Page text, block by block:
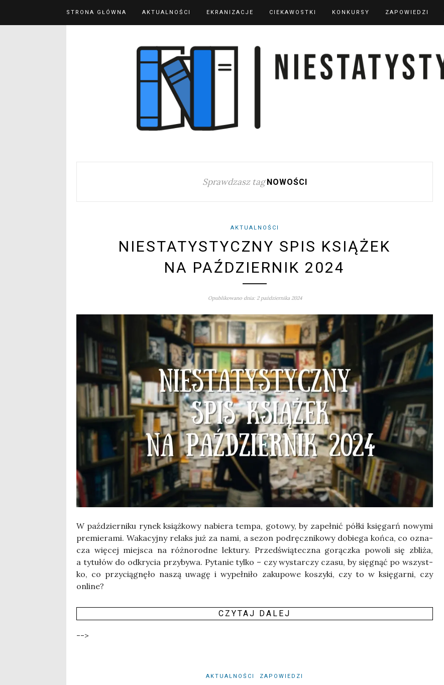
STRONA GŁÓWNA AKTUALNOŚCI EKRANIZACJE CIEKAWOSTKI KONKURSY ZAPOWIEDZI
Sprawdzasz tag NOWOŚCI
AKTUALNOŚCI
NIESTATYSTYCZNY SPIS KSIĄŻEK
NA PAŹDZIERNIK 2024
Opublikowano dnia: 2 października 2024
W paź­dzier­ni­ku rynek książ­ko­wy nabie­ra tem­pa, goto­wy, by zapeł­nić pół­ki księ­garń nowy­mi
pre­mie­ra­mi. Waka­cyj­ny relaks już za nami, a sezon pod­ręcz­ni­ko­wy dobie­ga koń­ca, co ozna­
cza wię­cej miej­sca na róż­no­rod­ne lek­tu­ry. Przed­świą­tecz­na gorącz­ka powo­li się zbli­ża,
a tytu­łów do odkry­cia przy­by­wa. Pyta­nie tyl­ko – czy wystar­czy cza­su, by się­gnąć po wszyst­
ko, co przy­cią­gnę­ło naszą uwa­gę i wypeł­ni­ło zaku­po­we koszy­ki, czy to w księ­gar­ni, czy
online?
CZY­TAJ DALEJ
-->
AKTUALNOŚCI ZAPOWIEDZI